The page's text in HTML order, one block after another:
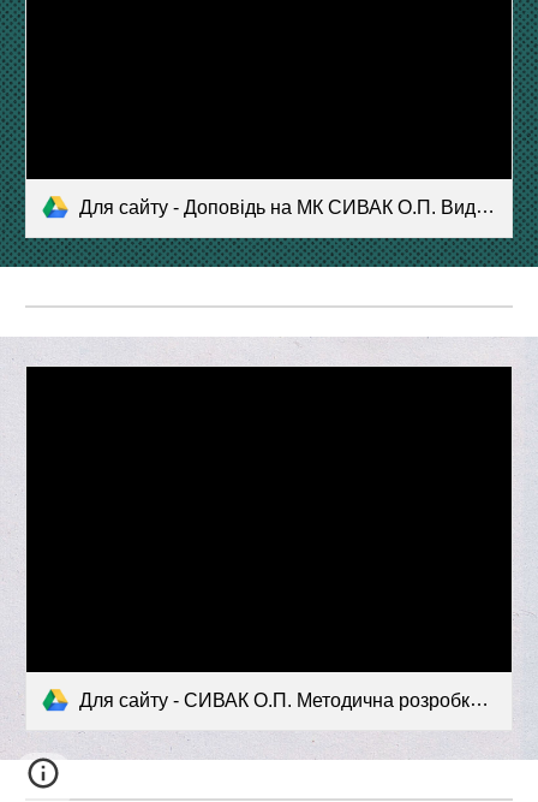
Для сайту - Доповідь на МК СИВАК О.П. Види нетрадиційних уроків.pdf
Для сайту - СИВАК О.П. Методична розробка «Етапи роботи над навчальним проектом».pdf